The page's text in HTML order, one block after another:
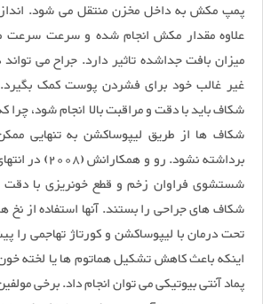
پمپ مکش به داخل مخزن منتقل می شود. اندازه
علاوه مقدار مکش انجام شده و سرعت سرعت
میزان بافت جداشده تاثیر دارد. جراح می
غیر غالب خود برای فشردن پوست کمک
شکاف باید با دقت و مراقبت بالا انجام شود،
شکاف ها از طریق لیپوساکشن به تنهایی
برداشته نشود. رو
شستشوی فراوان زخم و قطع خونریزی با دقت
شکاف های جراحی را بستند. آنها استفاده از نخ
تحت درمان با لیپوساکشن و کورتاژ تهاجمی را
اینکه باعث کاهش تشکیل هماتوم ها یا لخته
پماد آنتی بیوتیکی می توان انجام داد. برخی